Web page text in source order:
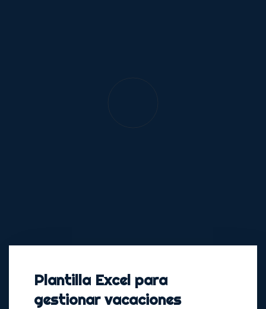
Plantilla Excel para
gestionar vacaciones